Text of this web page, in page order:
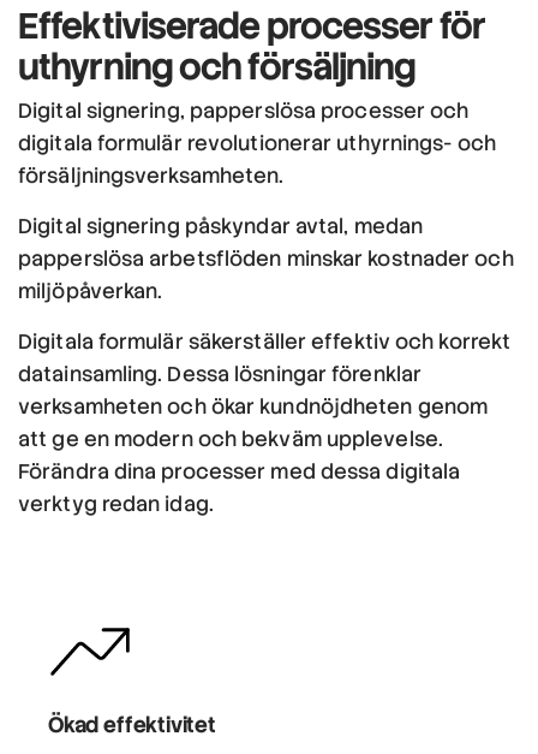
Effektiviserade processerför
uthyrning och försäljning
Digital signering, papperslösa processer och
digitala formulär revolutionerar uthyrnings- och
försäljningsverksamheten.
Digital signering påskyndar avtal, medan
papperslösa arbetsflöden minskar kostnader och
miljöpåverkan.
Digitala formulär säkerställer effektiv och korrekt
datainsamling. Dessa lösningar förenklar
verksamheten och ökar kundnöjdheten genom
att ge en modern och bekväm upplevelse.
Förändra dina processer med dessa digitala
verktyg redan idag.
Ökad effektivitet